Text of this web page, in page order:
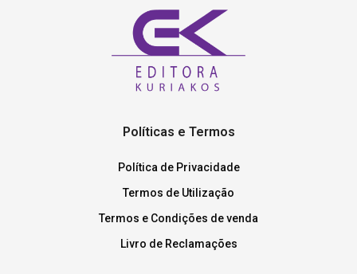
Políticas e Termos
Política de Privacidade
Termos de Utilização
Termos e Condições de venda
Livro de Reclamações